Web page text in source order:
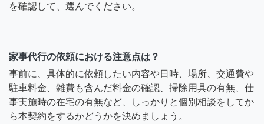
を確認して、選んでください。
家事代行の依頼における注意点は？
事前に、具体的に依頼したい内容や日時、場所、交通費や
駐車料金、雑費も含んだ料金の確認、掃除用具の有無、仕
事実施時の在宅の有無など、しっかりと個別相談をしてか
ら本契約をするかどうかを決めましょう。